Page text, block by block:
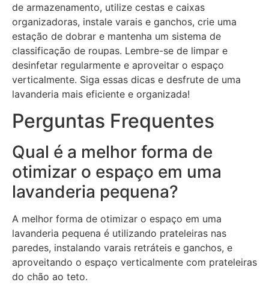
de armazenamento, utilize cestas e caixas
organizadoras, instale varais e ganchos, crie uma
estação de dobrar e mantenha um sistema de
classificação de roupas. Lembre-se de limpar e
desinfetar regularmente e aproveitar o espaço
verticalmente. Siga essas dicas e desfrute de uma
lavanderia mais eficiente e organizada!
Perguntas Frequentes
Qual é a melhor forma de
otimizar o espaço em uma
lavanderia pequena?
A melhor forma de otimizar o espaço em uma
lavanderia pequena é utilizando prateleiras nas
paredes, instalando varais retráteis e ganchos, e
aproveitando o espaço verticalmente com prateleiras
do chão ao teto.